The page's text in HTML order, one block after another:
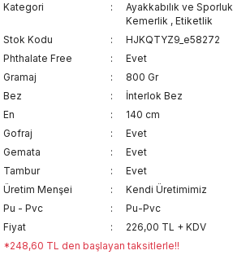
Kategori Ayakkabılık ve Sporluk
Kemerlik , Etiketlik
Stok Kodu
HJKQTYZ9_e58272
Phthalate Free
Evet
Gramaj
800 Gr
Bez
İnterlok Bez
En
140 cm
Gofraj
Evet
Gemata
Evet
Tambur
Evet
Üretim Menşei
Kendi Üretimimiz
Pu - Pvc
Pu-Pvc
Fiyat
226,00 TL + KDV
*248,60 TL den başlayan taksitlerle!!